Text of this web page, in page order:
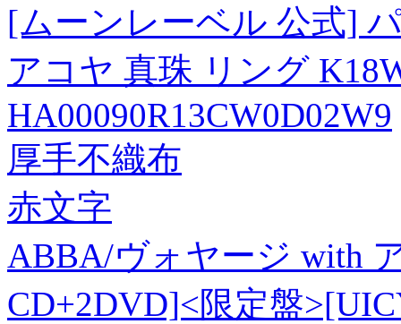
[ムーンレーベル 公式]
アコヤ 真珠 リング
HA00090R13CW0D02W9
厚手不織布
赤文字
ABBA/ヴォヤージ with
CD+2DVD]<限定盤